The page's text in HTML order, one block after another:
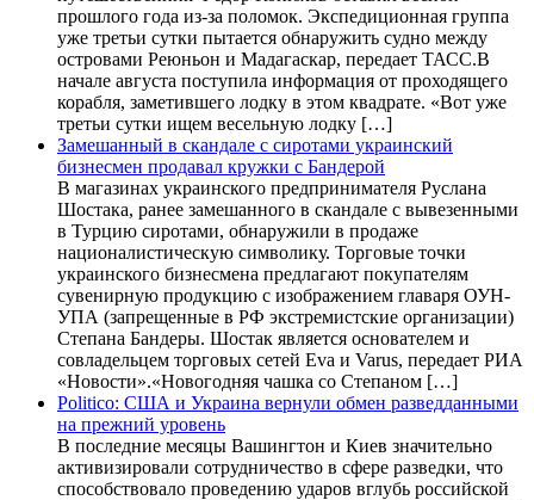
прошлого года из-за поломок. Экспедиционная группа
уже третьи сутки пытается обнаружить судно между
островами Реюньон и Мадагаскар, передает ТАСС.В
начале августа поступила информация от проходящего
корабля, заметившего лодку в этом квадрате. «Вот уже
третьи сутки ищем весельную лодку […]
Замешанный в скандале с сиротами украинский
бизнесмен продавал кружки с Бандерой
В магазинах украинского предпринимателя Руслана
Шостака, ранее замешанного в скандале с вывезенными
в Турцию сиротами, обнаружили в продаже
националистическую символику. Торговые точки
украинского бизнесмена предлагают покупателям
сувенирную продукцию с изображением главаря ОУН-
УПА (запрещенные в РФ экстремистские организации)
Степана Бандеры. Шостак является основателем и
совладельцем торговых сетей Eva и Varus, передает РИА
«Новости».«Новогодняя чашка со Степаном […]
Politico: США и Украина вернули обмен разведданными
на прежний уровень
В последние месяцы Вашингтон и Киев значительно
активизировали сотрудничество в сфере разведки, что
способствовало проведению ударов вглубь российской